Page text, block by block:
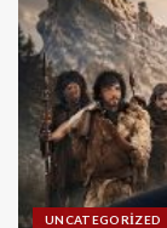
UNCATEGORIZED